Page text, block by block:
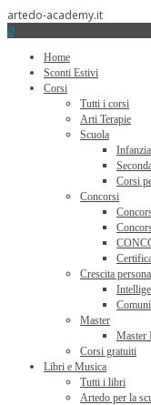
artedo-academy.it
0
Home
Sconti Estivi
Corsi
Tutti i corsi
Arti Terapie
Scuola
Corsi
Concorsi
Crescita
Master
Master
Corsi gratuiti
Libri e Musica
Tutti i libri
Artedo per la